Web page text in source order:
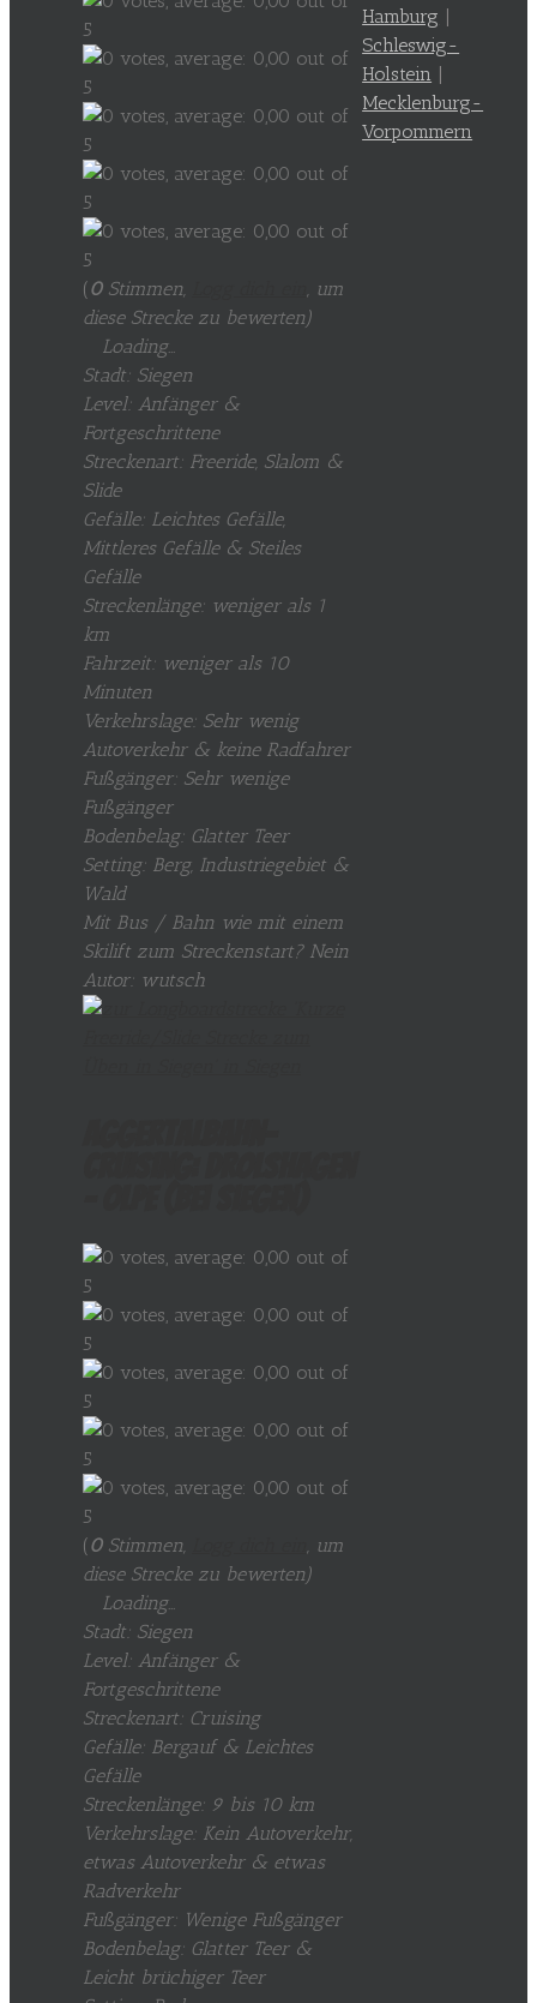
(0Stimmen,
, um
diese Strecke zu bewerten)
Loading...
Stadt: Siegen
Level: Anfänger &
Fortgeschrittene
Streckenart: Freeride, Slalom &
Slide
Gefälle: Leichtes Gefälle,
Mittleres Gefälle & Steiles
Gefälle
Streckenlänge: weniger als 1
km
Fahrzeit: weniger als 10
Minuten
Verkehrslage: Sehr wenig
Autoverkehr & keine Radfahrer
Fußgänger: Sehr wenige
Fußgänger
Bodenbelag: Glatter Teer
Setting: Berg, Industriegebiet &
Wald
Mit Bus / Bahn wie mit einem
Skilift zum Streckenstart? Nein
Autor: wutsch
(0Stimmen,
, um
diese Strecke zu bewerten)
Loading...
Stadt: Siegen
Level: Anfänger &
Fortgeschrittene
Streckenart: Cruising
Gefälle: Bergauf & Leichtes
Gefälle
Streckenlänge: 9 bis 10 km
Verkehrslage: Kein Autoverkehr,
etwas Autoverkehr & etwas
Radverkehr
Fußgänger: Wenige Fußgänger
Bodenbelag: Glatter Teer &
Leicht brüchiger Teer
Hamburg |
Schleswig-
Holstein |
Mecklenburg-
Vorpommern